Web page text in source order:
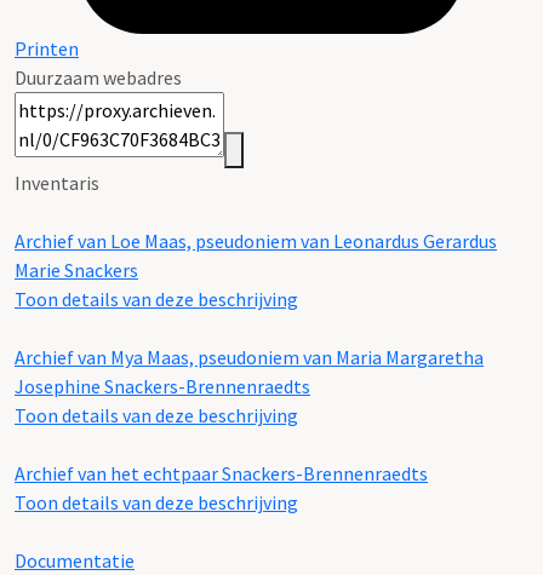
Printen
Duurzaam webadres
Inventaris
Archief van Loe Maas, pseudoniem van Leonardus Gerardus
Marie Snackers
Toon details van deze beschrijving
Archief van Mya Maas, pseudoniem van Maria Margaretha
Josephine Snackers-Brennenraedts
Toon details van deze beschrijving
Archief van het echtpaar Snackers-Brennenraedts
Toon details van deze beschrijving
Documentatie